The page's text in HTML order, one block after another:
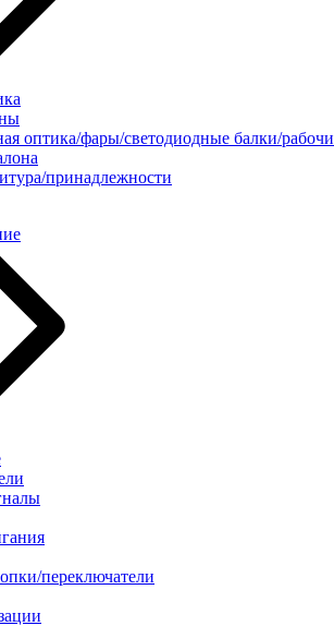
оптика/фары/светодиодные балки/
принадлежности
переключатели